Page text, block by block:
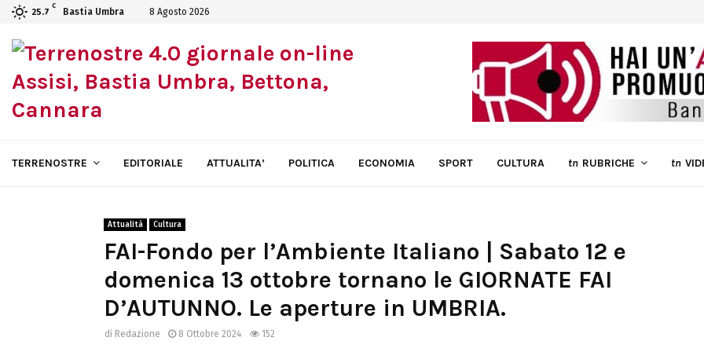
25.7
C
Bastia Umbra 8 Agosto 2026
TERRENOSTRE EDITORIALE ATTUALITA’ POLITICA ECONOMIA SPORT CULTURA tn RUBRICHE tn
Attualità Cultura
FAI-Fondo per l’Ambiente Italiano | Sabato 12 e
domenica 13 ottobre tornano le GIORNATE FAI
D’AUTUNNO. Le aperture in UMBRIA.
di Redazione 8 Ottobre 2024 152